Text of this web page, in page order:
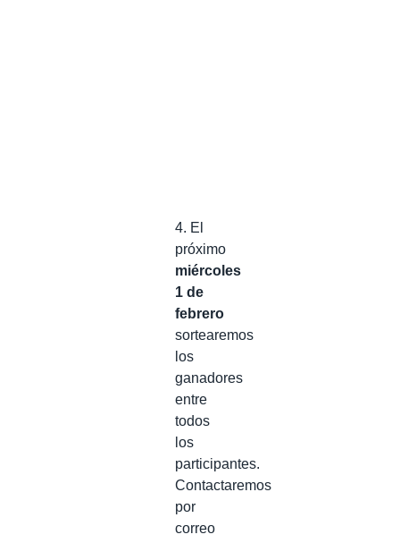
4. El
próximo
miércoles
1 de
febrero
sortearemos
los
ganadores
entre
todos
los
participantes.
Contactaremos
por
correo